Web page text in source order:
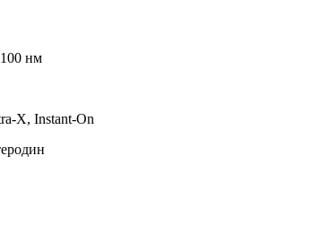
нм
X, Instant-On